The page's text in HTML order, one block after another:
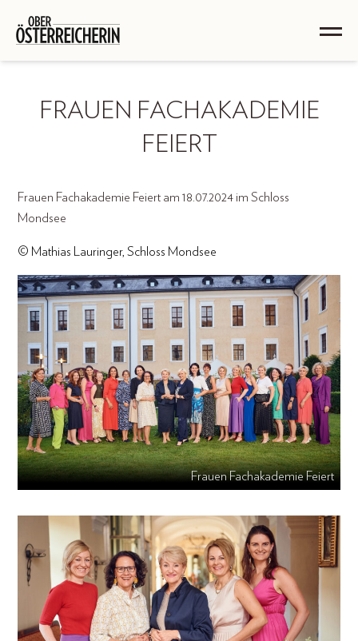
FRAUEN FACHAKADEMIE
FEIERT
Frauen Fachakademie Feiert am 18.07.2024 im Schloss
Mondsee
© Mathias Lauringer, Schloss Mondsee
Frauen Fachakademie Feiert